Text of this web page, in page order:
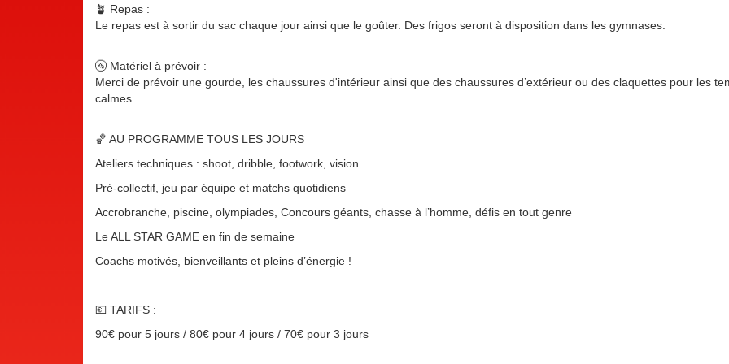
🪴 Repas :
Le repas est à sortir du sac chaque jour ainsi que le goûter. Des frigos seront à disposition dans les gymnases.
🚰 Matériel à prévoir :
Merci de prévoir une gourde, les chaussures d'intérieur ainsi que des chaussures d’extérieur ou des claquettes pour les
calmes.
🏀 AU PROGRAMME TOUS LES JOURS
Ateliers techniques : shoot, dribble, footwork, vision…
Pré-collectif, jeu par équipe et matchs quotidiens
Accrobranche, piscine, olympiades, Concours géants, chasse à l’homme, défis en tout genre
Le ALL STAR GAME en fin de semaine
Coachs motivés, bienveillants et pleins d’énergie !
💶 TARIFS :
90€ pour 5 jours / 80€ pour 4 jours / 70€ pour 3 jours